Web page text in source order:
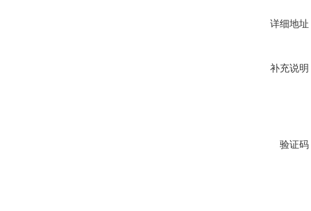
详细地址
补充说明
验证码